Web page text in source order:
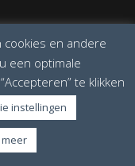
cookies en andere
een optimale
te klikken
instellingen